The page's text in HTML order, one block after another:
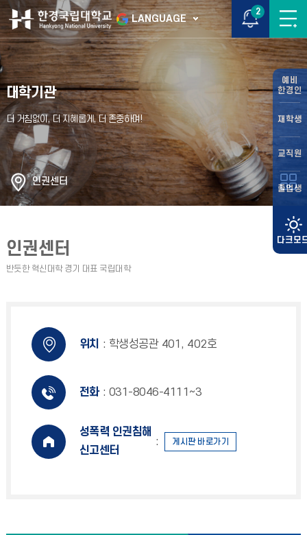
LANGUAGE
2
예비
한경인
재학생
교직원
졸업생
대학기관
인권센터
인권센터
위치 : 학생성공관 401, 402호
전화 : 031-8046-4111∼3
성폭력 인권침해
신고센터
: 게시판 바로가기